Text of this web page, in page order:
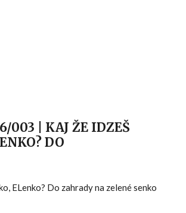
003 | KAJ ŽE IDZEŠ
DO
ELenko? Do zahrady na zelené senko